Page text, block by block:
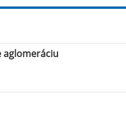
aglomeráciu